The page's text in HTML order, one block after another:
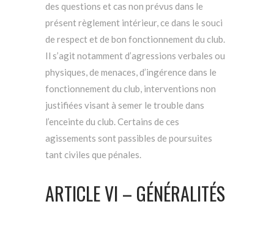
des questions et cas non prévus dans le
présent règlement intérieur, ce dans le souci
de respect et de bon fonctionnement du club.
Il s’agit notamment d’agressions verbales ou
physiques, de menaces, d’ingérence dans le
fonctionnement du club, interventions non
justifiées visant à semer le trouble dans
l’enceinte du club. Certains de ces
agissements sont passibles de poursuites
tant civiles que pénales.
ARTICLE VI – GÉNÉRALITÉS